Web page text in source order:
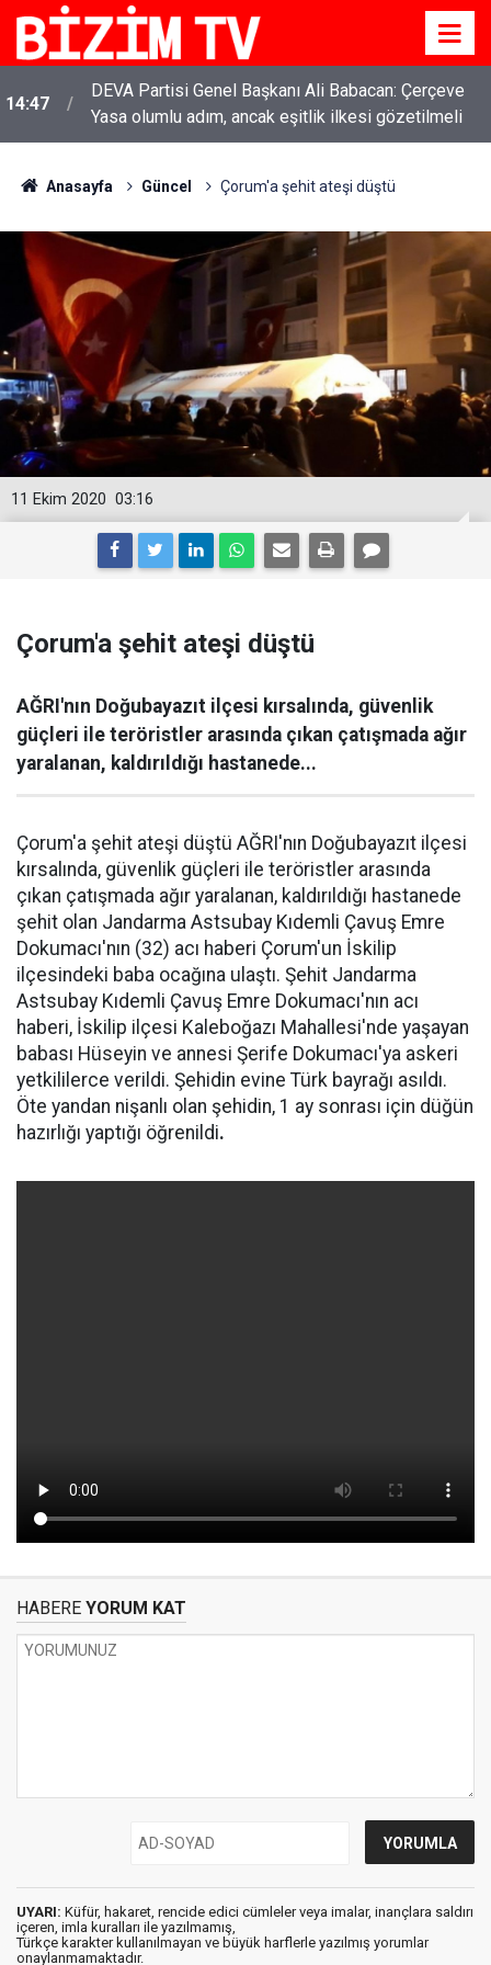
14:47
DEVA Partisi Genel Başkanı Ali Babacan: Çerçeve
Yasa olumlu adım, ancak eşitlik ilkesi gözetilmeli
Anasayfa Güncel Çorum'a şehit ateşi düştü
03:16
11 Ekim 2020
Çorum'a şehit ateşi düştü
AĞRI'nın Doğubayazıt ilçesi kırsalında, güvenlik
güçleri ile teröristler arasında çıkan çatışmada ağır
yaralanan, kaldırıldığı hastanede...
Çorum'a şehit ateşi düştü AĞRI'nın Doğubayazıt ilçesi
kırsalında, güvenlik güçleri ile teröristler arasında
çıkan çatışmada ağır yaralanan, kaldırıldığı hastanede
şehit olan Jandarma Astsubay Kıdemli Çavuş Emre
Dokumacı'nın (32) acı haberi Çorum'un İskilip
ilçesindeki baba ocağına ulaştı. Şehit Jandarma
Astsubay Kıdemli Çavuş Emre Dokumacı'nın acı
haberi, İskilip ilçesi Kaleboğazı Mahallesi'nde yaşayan
babası Hüseyin ve annesi Şerife Dokumacı'ya askeri
yetkililerce verildi. Şehidin evine Türk bayrağı asıldı.
Öte yandan nişanlı olan şehidin, 1 ay sonrası için düğün
hazırlığı yaptığı öğrenildi.
HABERE YORUM KAT
UYARI: Küfür, hakaret, rencide edici cümleler veya imalar, inançlara saldırı
içeren, imla kuralları ile yazılmamış,
Türkçe karakter kullanılmayan ve büyük harflerle yazılmış yorumlar
onaylanmamaktadır.